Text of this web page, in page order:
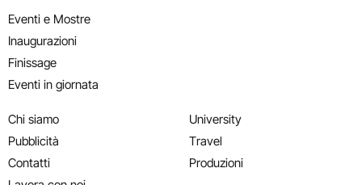
Eventi e Mostre
Inaugurazioni
Finissage
Eventi in giornata
Chi siamo
Pubblicità
Contatti
University
Travel
Produzioni